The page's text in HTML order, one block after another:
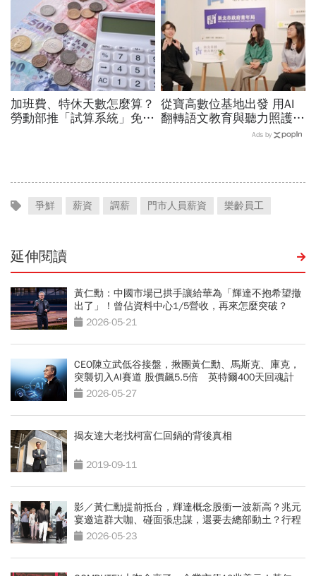
加班費、特休天數怎麼算？
勞動部推「試算系統」免代
從寶高數位基地出發 用AI
翻轉語文教育與聽力照護，
科技如何讓世界更平權？
Ads by
爭鮮 薪資 調薪 門市人員薪資 樂齡員工
延伸閱讀
黃仁勳：中國市場已拱手讓給華為「輝達不抱希望撤
出了」！曾佔資料中心1/5營收，再來怎麼突破？
2026-05-21
CEO陳立武低谷接盤，揪團黃仁勳、馬斯克、庫克，
突襲切入AI賽道 股價飆5.5倍 英特爾400天回魂計
2026-05-27
揭友達大老找柯富仁回鍋的背後真相
2019-09-11
影／黃仁勳提前抵台，輝達概念股衝一波新高？兆元
宴邀這群大咖、碰面張忠謀，還要去總部動土？行程
曝光2026-05-23